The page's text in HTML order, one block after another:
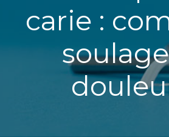
carie :